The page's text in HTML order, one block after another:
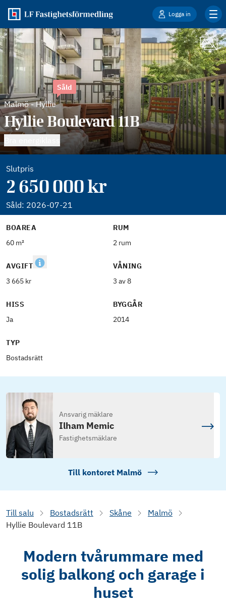
Logga in
Malmö-Hyllie
Såld
Hyllie Boulevard 11B
Slutpris
2 650 000 kr
Såld: 2026-07-21
BOAREA
60 m²
RUM
2 rum
AVGIFT
3 665 kr
VÅNING
3 av 8
HISS
Ja
BYGGÅR
2014
TYP
Bostadsrätt
Ansvarig mäklare
Ilham Memic
Fastighetsmäklare
Till kontoret Malmö
Till salu Bostadsrätt Skåne
Malmö
Hyllie Boulevard 11B
Modern tvårummare med
solig balkong och garage i
huset